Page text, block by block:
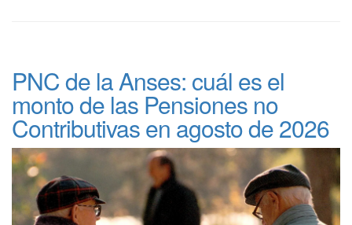
PNC de la Anses: cuál es el
monto de las Pensiones no
Contributivas en agosto de 2026